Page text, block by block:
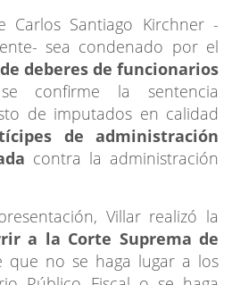
Carlos Santiago Kirchner -
sea condenado por el
deberes de funcionarios
confirme la sentencia
de imputados en calidad
de administración
contra la administración
Villar realizó la
a la Corte Suprema de
que no se haga lugar a los